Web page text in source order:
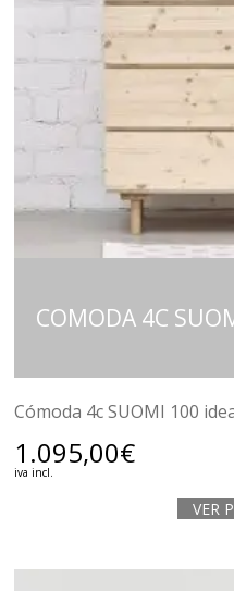
COMODA 4C
Cómoda 4c SUOMI 100
1.095,00€
iva incl.
VER